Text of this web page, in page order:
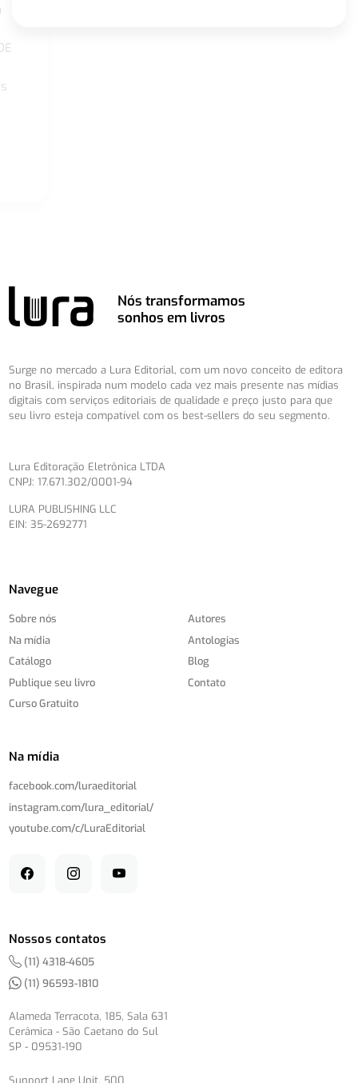
Nós transformamos
sonhos em livros
Surge no mercado a Lura Editorial, com um novo conceito de editora
no Brasil, inspirada num modelo cada vez mais presente nas mídias
digitais com serviços editoriais de qualidade e preço justo para que
seu livro esteja compatível com os best-sellers do seu segmento.
Lura Editoração Eletrônica LTDA
CNPJ: 17.671.302/0001-94
LURA PUBLISHING LLC
EIN: 35-2692771
Navegue
Sobre nós
Na mídia
Catálogo
Publique seu livro
Curso Gratuito
Autores
Antologias
Blog
Contato
Na mídia
facebook.com/luraeditorial
instagram.com/lura_editorial/
youtube.com/c/LuraEditorial
Nossos contatos
(11) 4318-4605
(11) 96593-1810
Alameda Terracota, 185, Sala 631
Cerâmica - São Caetano do Sul
SP - 09531-190
Sunport Lane Unit, 500